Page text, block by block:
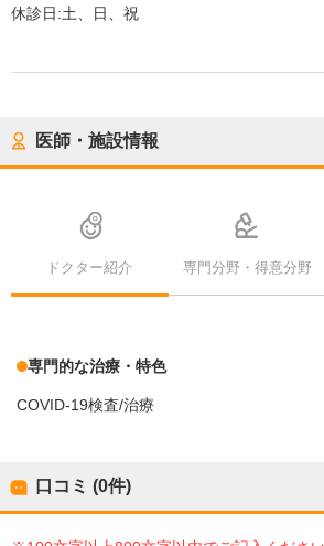
休診日:土、日、祝
医師・施設情報
ドクター紹介 専門分野・得意分野
専門的な治療・特色
COVID-19検査/治療
口コミ (0件)